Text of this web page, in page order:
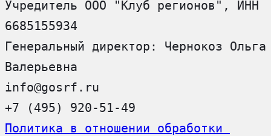
Учредитель ООО "Клуб регионов", ИНН
6685155934
Генеральный директор: Чернокоз Ольга
Валерьевна
info@gosrf.ru
+7 (495) 920-51-49
Политика в отношении обработки